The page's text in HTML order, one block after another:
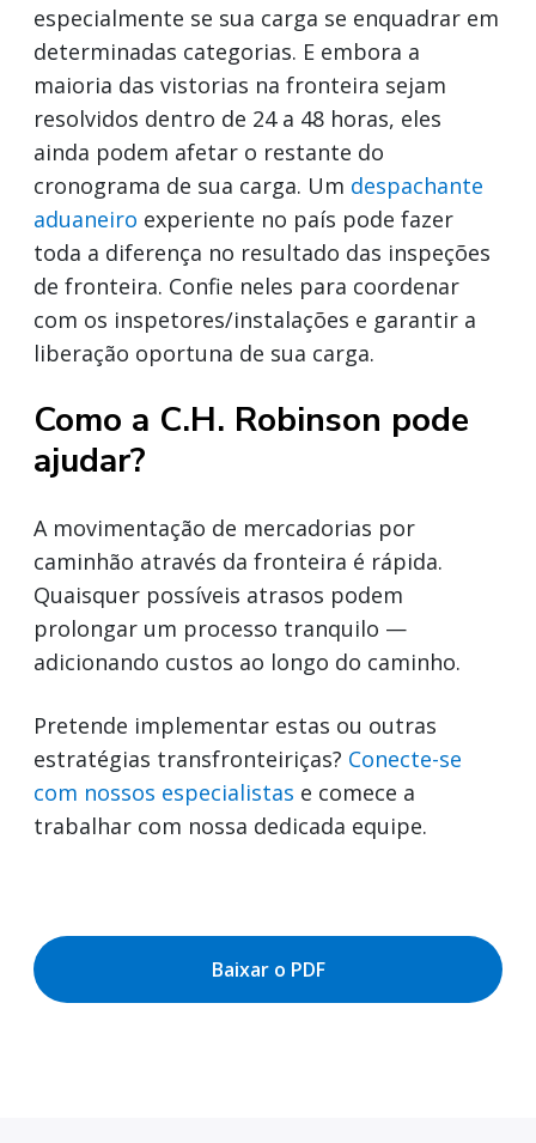
especialmente se sua carga se enquadrar em
determinadas categorias. E embora a
maioria das vistorias na fronteira sejam
resolvidos dentro de 24 a 48 horas, eles
ainda podem afetar o restante do
cronograma de sua carga. Um despachante
aduaneiro experiente no país pode fazer
toda a diferença no resultado das inspeções
de fronteira. Confie neles para coordenar
com os inspetores/instalações e garantir a
liberação oportuna de sua carga.
Como a C.H. Robinson pode
ajudar?
A movimentação de mercadorias por
caminhão através da fronteira é rápida.
Quaisquer possíveis atrasos podem
prolongar um processo tranquilo —
adicionando custos ao longo do caminho.
Pretende implementar estas ou outras
estratégias transfronteiriças? Conecte-se
com nossos especialistas e comece a
trabalhar com nossa dedicada equipe.
Baixar o PDF